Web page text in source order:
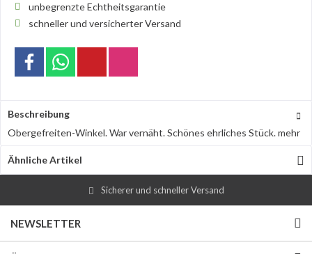
unbegrenzte Echtheitsgarantie
schneller und versicherter Versand
Beschreibung
Obergefreiten-Winkel. War vernäht. Schönes ehrliches Stück.mehr
Ähnliche Artikel
Sicherer und schneller Versand
NEWSLETTER